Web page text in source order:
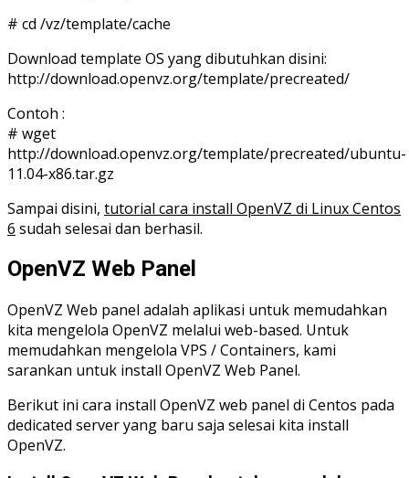
# cd /vz/template/cache
Download template OS yang dibutuhkan disini:
http://download.openvz.org/template/precreated/
Contoh :
# wget
http://download.openvz.org/template/precreated/ubuntu-
11.04-x86.tar.gz
Sampai disini, tutorial cara install OpenVZ di Linux Centos
6 sudah selesai dan berhasil.
OpenVZ Web Panel
OpenVZ Web panel adalah aplikasi untuk memudahkan
kita mengelola OpenVZ melalui web-based. Untuk
memudahkan mengelola VPS / Containers, kami
sarankan untuk install OpenVZ Web Panel.
Berikut ini cara install OpenVZ web panel di Centos pada
dedicated server yang baru saja selesai kita install
OpenVZ.